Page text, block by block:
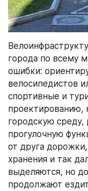
города по всему
ошибки:
велосипедистов
спортивные и
городскую среду,
прогулочную
от друга
хранения и так
выделяются, но
продолжают